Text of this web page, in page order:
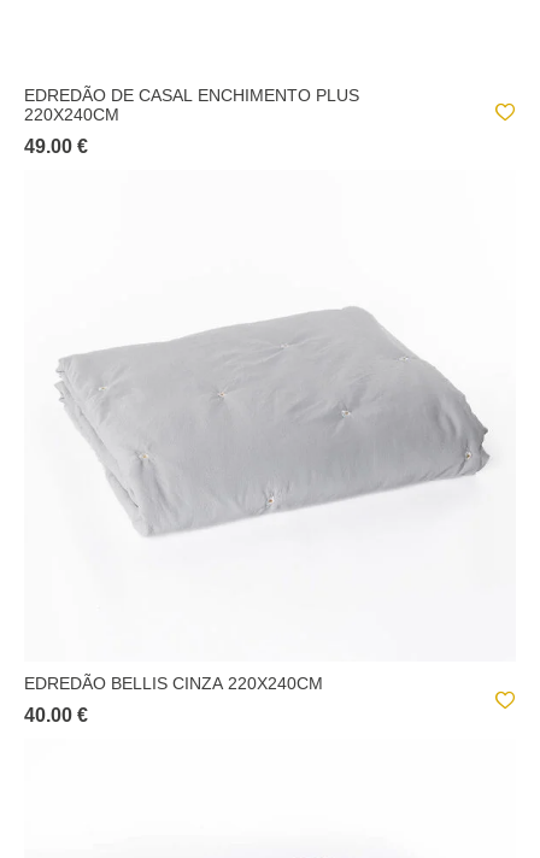
EDREDÃO DE CASAL ENCHIMENTO PLUS
220X240CM
49.00 €
EDREDÃO BELLIS CINZA 220X240CM
40.00 €